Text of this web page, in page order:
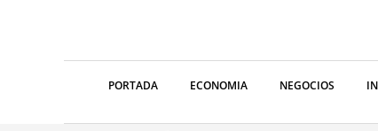
PORTADA ECONOMIA NEGOCIOS